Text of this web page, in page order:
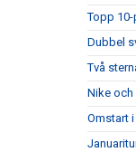
Topp
Dubbel
Två
Nike och
Omstart